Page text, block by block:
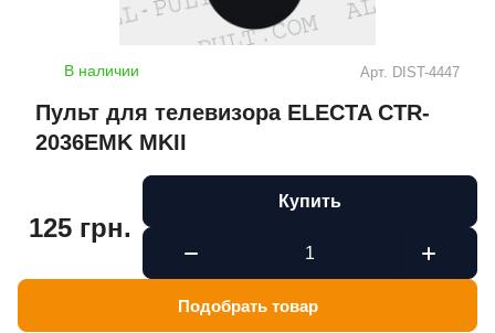
В наличии Арт. DIST-4447
Пульт для телевизора ELECTA CTR-
2036EMK MKII
125 грн.
Купить
Подобрать товар